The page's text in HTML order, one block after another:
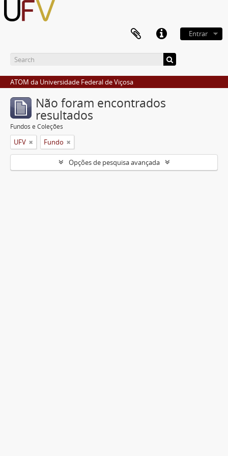
Entrar
ATOM da Universidade Federal de Viçosa
Não foram encontrados
resultados
Fundos e Coleções
UFV Fundo
Opções de pesquisa avançada